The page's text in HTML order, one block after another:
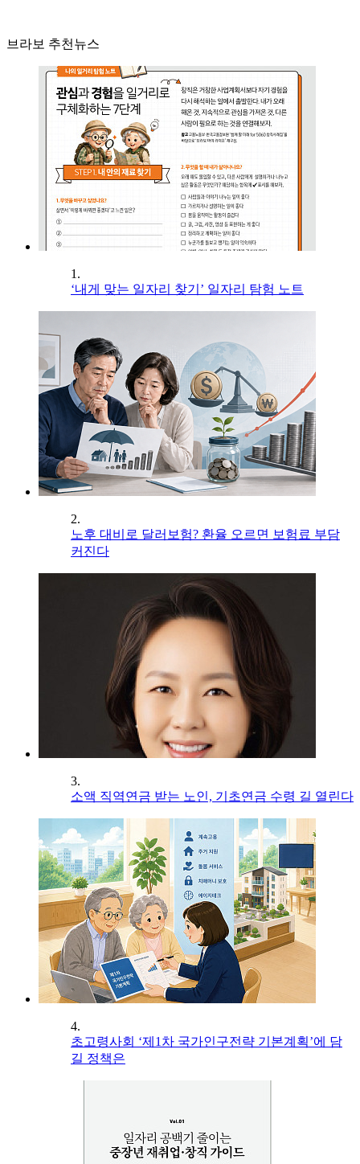
브라보 추천뉴스
1.
‘내게 맞는 일자리 찾기’ 일자리 탐험 노트
2.
노후 대비로 달러보험? 환율 오르면 보험료 부담
커진다
3.
소액 직역연금 받는 노인, 기초연금 수령 길 열린다
4.
초고령사회 ‘제1차 국가인구전략 기본계획’에 담
길 정책은